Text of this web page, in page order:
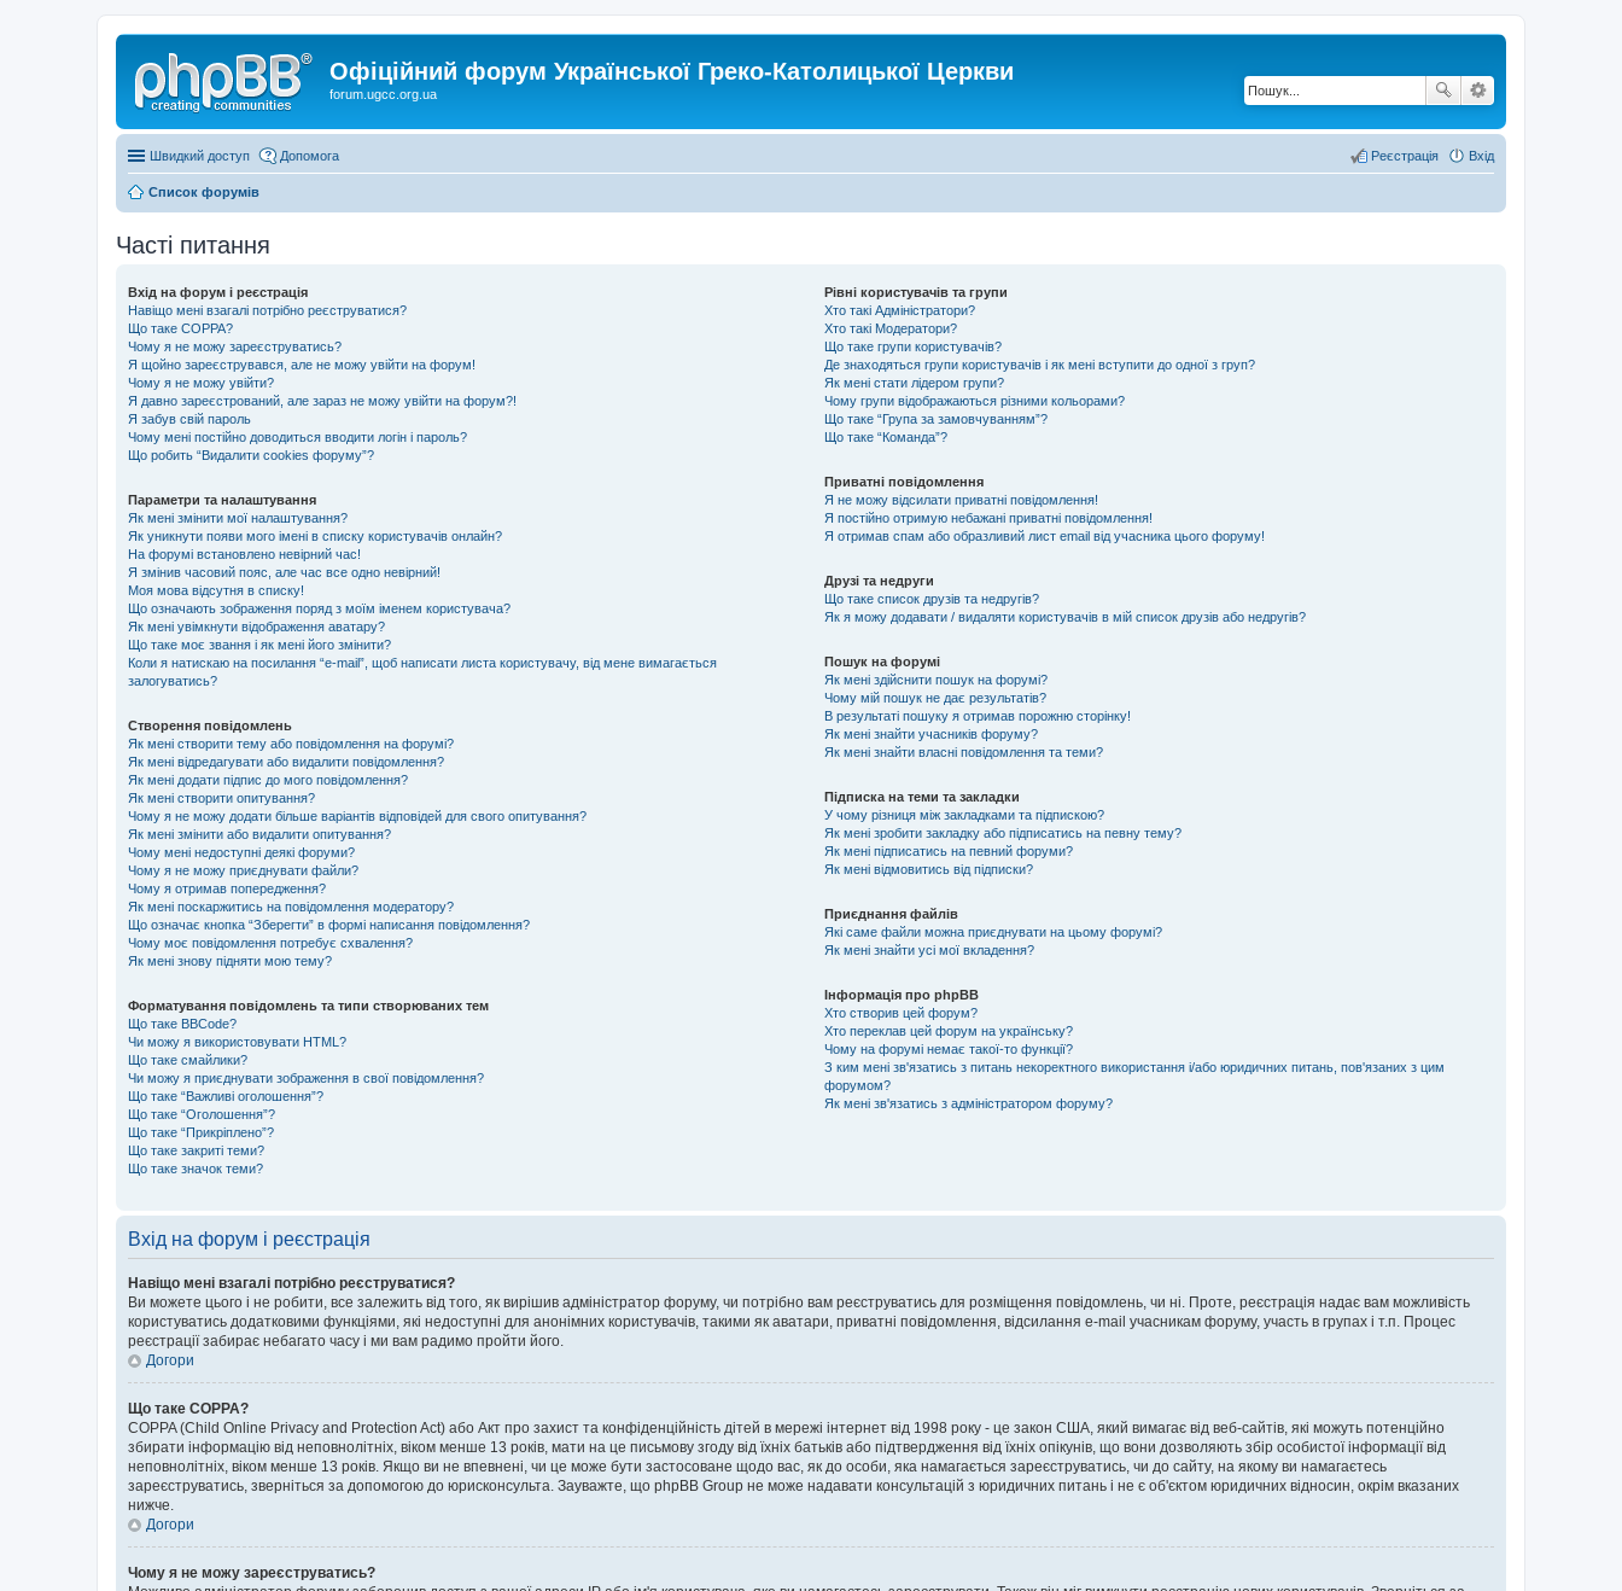
Офіційний форум Української Греко-Католицької Церкви
forum.ugcc.org.ua
Швидкий доступ Допомога Вхід
Реєстрація
Список форумів
Часті питання
Вхід на форум і реєстрація
Навіщо мені взагалі потрібно реєструватися?
Що таке COPPA?
Чому я не можу зареєструватись?
Я щойно зареєструвався, але не можу увійти на форум!
Чому я не можу увійти?
Я давно зареєстрований, але зараз не можу увійти на форум?!
Я забув свій пароль
Чому мені постійно доводиться вводити логін і пароль?
Що робить “Видалити cookies форуму”?
Параметри та налаштування
Як мені змінити мої налаштування?
Як уникнути появи мого імені в списку користувачів онлайн?
На форумі встановлено невірний час!
Я змінив часовий пояс, але час все одно невірний!
Моя мова відсутня в списку!
Що означають зображення поряд з моїм іменем користувача?
Як мені увімкнути відображення аватару?
Що таке моє звання і як мені його змінити?
Коли я натискаю на посилання “e-mail”, щоб написати листа користувачу, від мене вимагається
залогуватись?
Створення повідомлень
Як мені створити тему або повідомлення на форумі?
Як мені відредагувати або видалити повідомлення?
Як мені додати підпис до мого повідомлення?
Як мені створити опитування?
Чому я не можу додати більше варіантів відповідей для свого опитування?
Як мені змінити або видалити опитування?
Чому мені недоступні деякі форуми?
Чому я не можу приєднувати файли?
Чому я отримав попередження?
Як мені поскаржитись на повідомлення модератору?
Що означає кнопка “Зберегти” в формі написання повідомлення?
Чому моє повідомлення потребує схвалення?
Як мені знову підняти мою тему?
Форматування повідомлень та типи створюваних тем
Що таке BBCode?
Чи можу я використовувати HTML?
Що таке смайлики?
Чи можу я приєднувати зображення в свої повідомлення?
Що таке “Важливі оголошення”?
Що таке “Оголошення”?
Що таке “Прикріплено”?
Що таке закриті теми?
Що таке значок теми?
Рівні користувачів та групи
Хто такі Адміністратори?
Хто такі Модератори?
Що таке групи користувачів?
Де знаходяться групи користувачів і як мені вступити до одної з груп?
Як мені стати лідером групи?
Чому групи відображаються різними кольорами?
Що таке “Група за замовчуванням”?
Що таке “Команда”?
Приватні повідомлення
Я не можу відсилати приватні повідомлення!
Я постійно отримую небажані приватні повідомлення!
Я отримав спам або образливий лист email від учасника цього форуму!
Друзі та недруги
Що таке список друзів та недругів?
Як я можу додавати / видаляти користувачів в мій список друзів або недругів?
Пошук на форумі
Як мені здійснити пошук на форумі?
Чому мій пошук не дає результатів?
В результаті пошуку я отримав порожню сторінку!
Як мені знайти учасників форуму?
Як мені знайти власні повідомлення та теми?
Підписка на теми та закладки
У чому різниця між закладками та підпискою?
Як мені зробити закладку або підписатись на певну тему?
Як мені підписатись на певний форуми?
Як мені відмовитись від підписки?
Приєднання файлів
Які саме файли можна приєднувати на цьому форумі?
Як мені знайти усі мої вкладення?
Інформація про phpBB
Хто створив цей форум?
Хто переклав цей форум на українську?
Чому на форумі немає такої-то функції?
З ким мені зв'язатись з питань некоректного використання і/або юридичних питань, пов'язаних з цим
форумом?
Як мені зв'язатись з адміністратором форуму?
Вхід на форум і реєстрація
Навіщо мені взагалі потрібно реєструватися?
Ви можете цього і не робити, все залежить від того, як вирішив адміністратор форуму, чи потрібно вам реєструватись для розміщення повідомлень, чи ні. Проте, реєстрація надає вам можливість
користуватись додатковими функціями, які недоступні для анонімних користувачів, такими як аватари, приватні повідомлення, відсилання e-mail учасникам форуму, участь в групах і т.п. Процес
реєстрації забирає небагато часу і ми вам радимо пройти його.
Догори
Що таке COPPA?
COPPA (Child Online Privacy and Protection Act) або Акт про захист та конфіденційність дітей в мережі інтернет від 1998 року - це закон США, який вимагає від веб-сайтів, які можуть потенційно
збирати інформацію від неповнолітніх, віком менше 13 років, мати на це письмову згоду від їхніх батьків або підтвердження від їхніх опікунів, що вони дозволяють збір особистої інформації від
неповнолітніх, віком менше 13 років. Якщо ви не впевнені, чи це може бути застосоване щодо вас, як до особи, яка намагається зареєструватись, чи до сайту, на якому ви намагаєтесь
зареєструватись, зверніться за допомогою до юрисконсульта. Зауважте, що phpBB Group не може надавати консультацій з юридичних питань і не є об'єктом юридичних відносин, окрім вказаних
нижче.
Догори
Чому я не можу зареєструватись?